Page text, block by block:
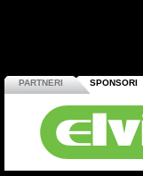
PARTNERI SPONSORI